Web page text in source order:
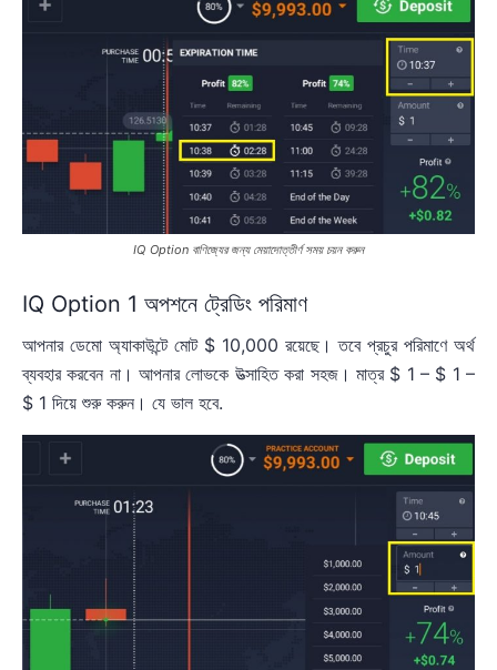
IQ Option বাণিজ্যের জন্য মেয়াদোত্তীর্ণ সময় চয়ন করুন
IQ Option 1 অপশনে ট্রেডিং পরিমাণ
আপনার ডেমো অ্যাকাউন্টে মোট $ 10,000 রয়েছে। তবে প্রচুর পরিমাণে অর্থ
ব্যবহার করবেন না। আপনার লোভকে উত্সাহিত করা সহজ। মাত্র $ 1 – $ 1 –
$ 1 দিয়ে শুরু করুন। যে ভাল হবে.